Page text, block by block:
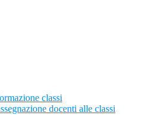
classi
docenti alle classi